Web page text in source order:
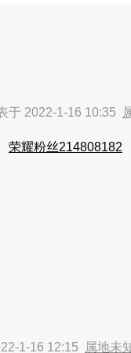
于 2022-1-16 10:35
荣耀粉丝214808182
1-16 12:15 属地未